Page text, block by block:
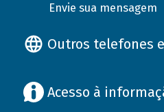
Envie sua mensagem
Outros telefones
Acesso à